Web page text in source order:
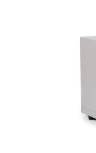
czyszczenia, klucz